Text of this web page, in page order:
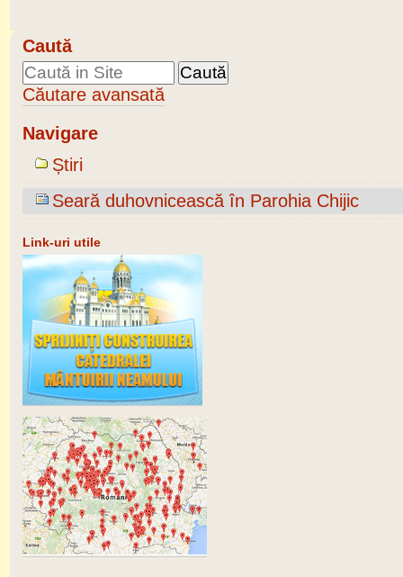
Caută
Căutare avansată
Navigare
Știri
Seară duhovnicească în Parohia Chijic
Link-uri utile